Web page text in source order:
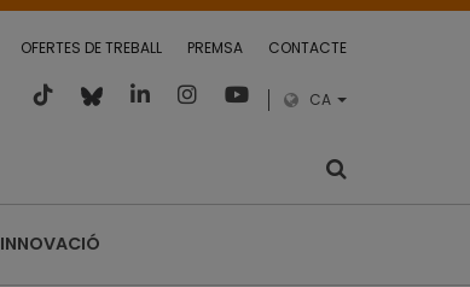
OFERTES DE TREBALL PREMSA CONTACTE
CA
INNOVACIÓ